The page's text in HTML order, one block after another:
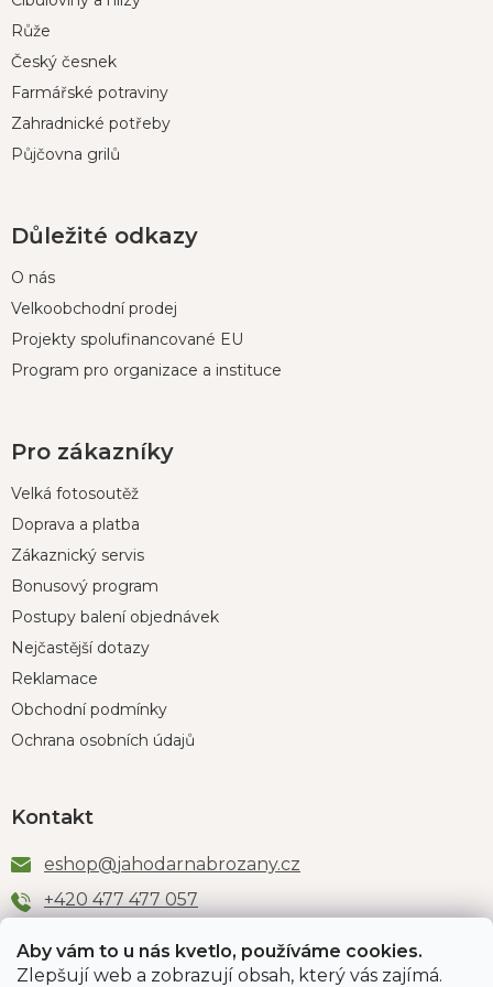
Aby vám to u nás kvetlo, používáme cookies.
Zlepšují web a zobrazují obsah, který vás zajímá.
Růže
Český česnek
Farmářské potraviny
Zahradnické potřeby
Půjčovna grilů
Důležité odkazy
O nás
Velkoobchodní prodej
Projekty spolufinancované EU
Program pro organizace a instituce
Pro zákazníky
Velká fotosoutěž
Doprava a platba
Zákaznický servis
Bonusový program
Postupy balení objednávek
Nejčastější dotazy
Reklamace
Obchodní podmínky
Ochrana osobních údajů
Kontakt
eshop@jahodarnabrozany.cz
+420 477 477 057